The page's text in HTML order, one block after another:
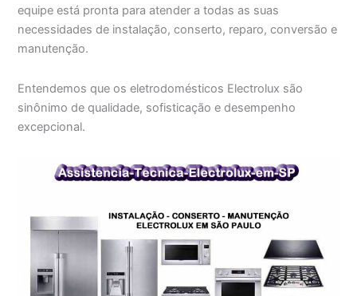
equipe está pronta para atender a todas as suas
necessidades de instalação, conserto, reparo, conversão e
manutenção.
Entendemos que os eletrodomésticos Electrolux são
sinônimo de qualidade, sofisticação e desempenho
excepcional.